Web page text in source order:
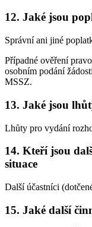
12. Jaké jsou
Správní ani jiné
Případné ověření
osobním podání
MSSZ.
13. Jaké jsou
Lhůty pro vydání
14. Kteří jsou
situace
Další účastníci
15. Jaké další